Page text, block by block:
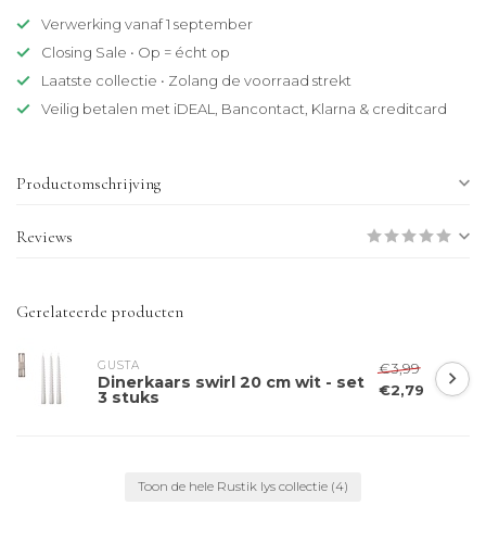
Verwerking vanaf 1 september
Closing Sale • Op = écht op
Laatste collectie • Zolang de voorraad strekt
Veilig betalen met iDEAL, Bancontact, Klarna & creditcard
Productomschrijving
Reviews
Gerelateerde producten
GUSTA
Dinerkaars swirl 20 cm wit - set
3 stuks
€3,99
€2,79
Toon de hele Rustik lys collectie (4)